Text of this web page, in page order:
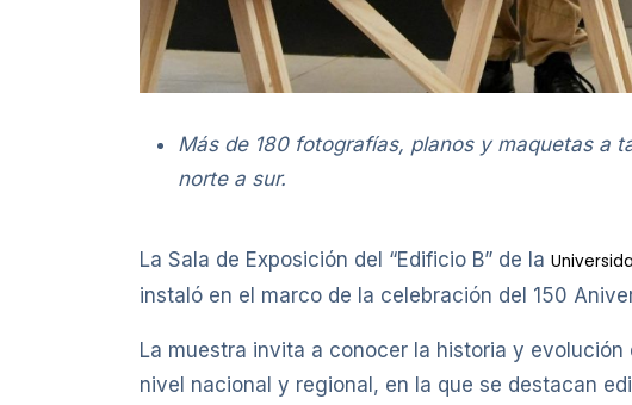
Más de 180 fotografías, planos y maquetas a
norte a sur.
La Sala de Exposición del “Edificio B” de la
instaló en el marco de la celebración del 150
La muestra invita a conocer la historia y
nivel nacional y regional, en la que se destacan